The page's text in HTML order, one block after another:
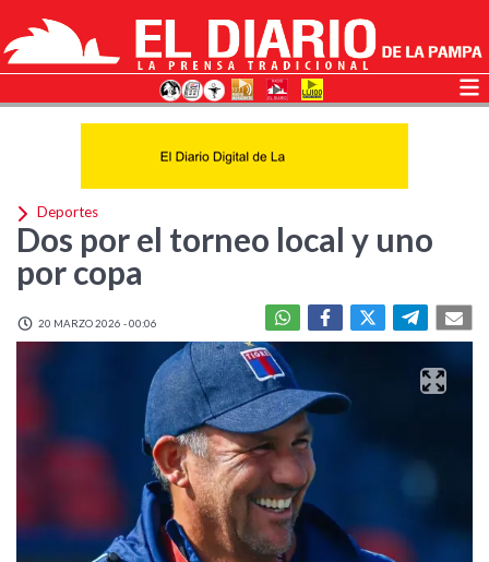
Deportes
Dos por el torneo local y uno
por copa
20 MARZO 2026 - 00:06